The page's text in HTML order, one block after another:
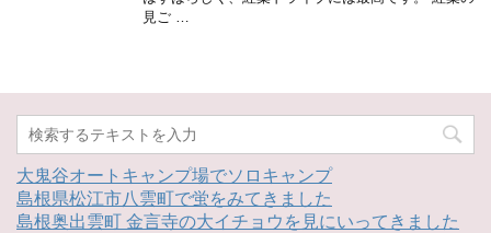
見ご …
大鬼谷オートキャンプ場でソロキャンプ
島根県松江市八雲町で蛍をみてきました
島根奥出雲町 金言寺の大イチョウを見にいってきました